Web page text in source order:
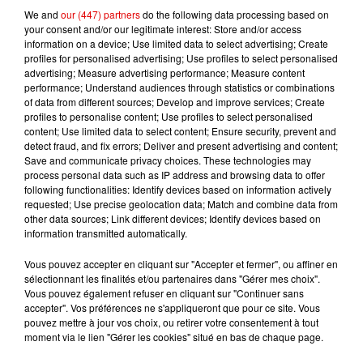
Ardennes pour...
6 août 2026
Champagne-Ardenne - Attention aux travaux sur
l'A34 et la RN51 dans...
5 août 2026
Ardennes - 4 personnes transportées à l'hôpital
après une collision...
We and our (447) partnersdo the following data processing based on
your consent and/or our legitimate interest: Store and/or access
information on a device; Use limited data to select advertising; Create
profiles for personalised advertising; Use profiles to select personalised
advertising; Measure advertising performance; Measure content
performance; Understand audiences through statistics or combinations
of data from different sources; Develop and improve services; Create
profiles to personalise content; Use profiles to select personalised
content; Use limited data to select content; Ensure security, prevent and
detect fraud, and fix errors; Deliver and present advertising and content;
Save and communicate privacy choices. These technologies may
process personal data such as IP address and browsing data to offer
following functionalities: Identify devices based on information actively
requested; Use precise geolocation data; Match and combine data from
other data sources; Link different devices; Identify devices based on
information transmitted automatically.
Vous pouvez accepter en cliquant sur "Accepter et fermer", ou affiner en
sélectionnant les finalités et/ou partenaires dans "Gérer mes choix".
Vous pouvez également refuser en cliquant sur "Continuer sans
accepter". Vos préférences ne s'appliqueront que pour ce site. Vous
pouvez mettre à jour vos choix, ou retirer votre consentement à tout
moment via le lien "Gérer les cookies" situé en bas de chaque page.